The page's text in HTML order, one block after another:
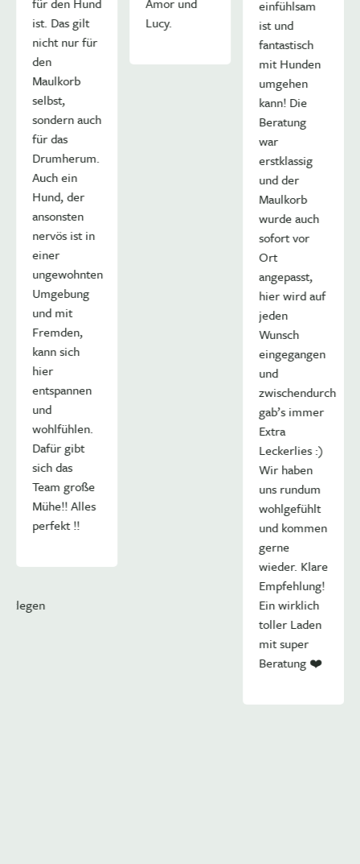
ist. Das gilt
nicht nur für
den
Maulkorb
selbst,
sondern auch
für das
Drumherum.
Auch ein
Hund, der
ansonsten
nervös ist in
einer
ungewohnten
Umgebung
und mit
Fremden,
kann sich
hier
entspannen
und
wohlfühlen.
Dafür gibt
sich das
Team große
Mühe!! Alles
perfekt !!
Lucy.
einfühlsam
ist und
fantastisch
mit Hunden
umgehen
kann! Die
Beratung
war
erstklassig
und der
Maulkorb
wurde auch
sofort vor
Ort
angepasst,
hier wird auf
jeden
Wunsch
eingegangen
und
zwischendurch
gab’s immer
Extra
Leckerlies :)
Wir haben
uns rundum
wohlgefühlt
und kommen
gerne
wieder. Klare
Empfehlung!
Ein wirklich
toller Laden
mit super
Beratung ❤️